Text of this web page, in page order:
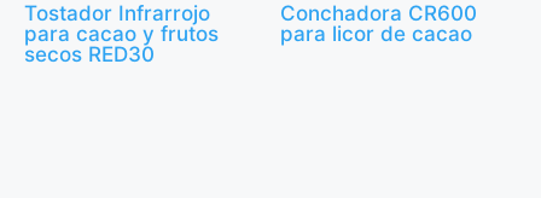
Tostador Infrarrojo
para cacao y frutos
secos RED30
Conchadora CR600
para licor de cacao